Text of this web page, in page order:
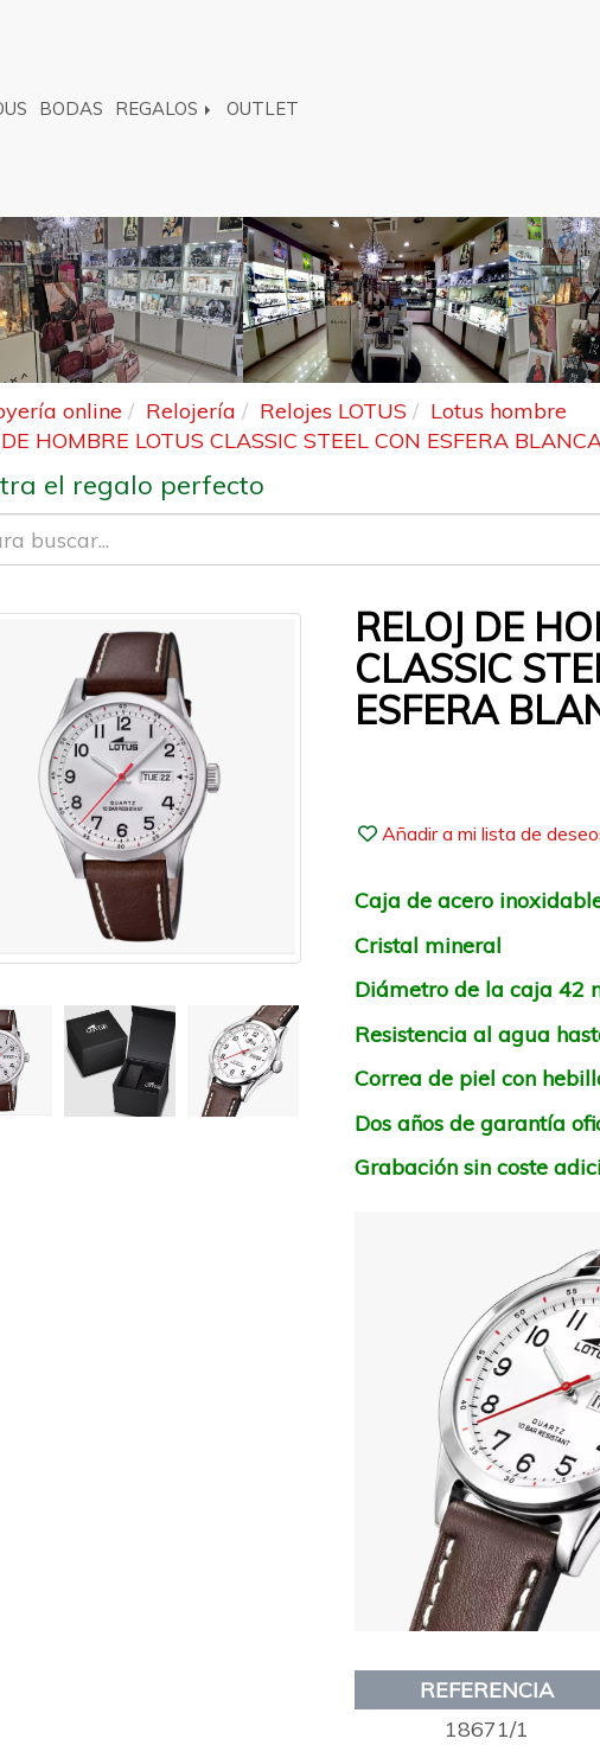
BODAS REGALOS OUTLET
online Relojería Relojes LOTUS
Lotus hombre
DE HOMBRE LOTUS CLASSIC STEEL CON ESFERA
el regalo perfecto
RELOJ DE
CLASSIC
ESFERA
Añadir a mi lista de
Caja de acero
Cristal mineral
Diámetro de la caja 42
Resistencia al agua
Correa de piel con
Dos años de garantía
Grabación sin coste
REFERENCIA
18671/1